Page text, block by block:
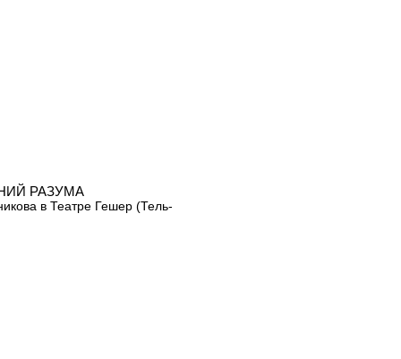
РАЗУМА
в Театре Гешер (Тель-